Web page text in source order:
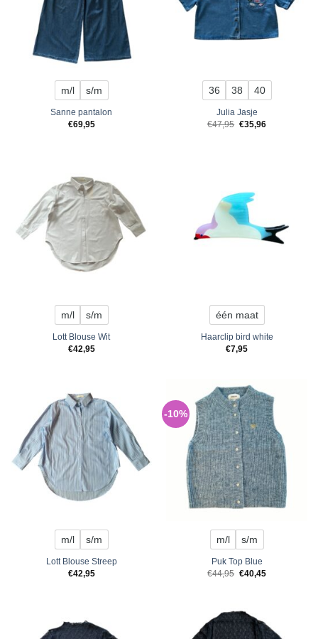
m/l s/m
Sanne pantalon
€69,95
36 38 40
Julia Jasje
€47,95 Original
price
€35,96Current
m/l s/m
Lott Blouse Wit
€42,95
één maat
Haarclip bird white
€7,95
m/l s/m
Lott Blouse Streep
€42,95
-10%
m/l s/m
Puk Top Blue
€44,95 Original
€40,45Current